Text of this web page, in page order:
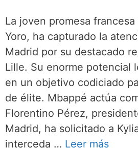
La joven promesa
Yoro, ha capturado la
Madrid por su destacado
Lille. Su enorme potencial
en un objetivo codiciado
de élite. Mbappé actúa
Florentino Pérez,
Madrid, ha solicitado a
interceda … Leer más